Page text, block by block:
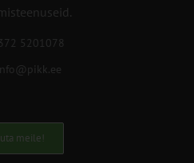
5201078
info@pikk.ee
meile!